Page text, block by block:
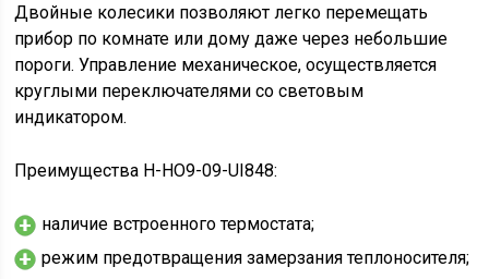
Двойные колесики позволяют легко перемещать
прибор по комнате или дому даже через небольшие
пороги. Управление механическое, осуществляется
круглыми переключателями со световым
индикатором.
Преимущества H-HO9-09-UI848:
наличие встроенного термостата;
режим предотвращения замерзания теплоносителя;